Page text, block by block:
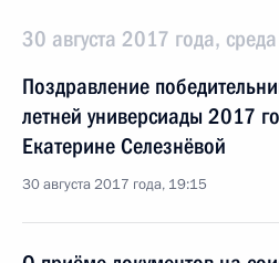
30 августа 2017 года, среда
Поздравление
летней универсиады 2017
Екатерине Селезнёвой
30 августа 2017 года, 19:15